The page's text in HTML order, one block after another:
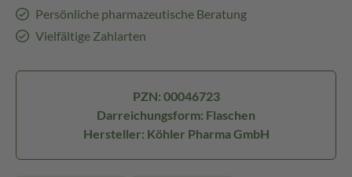
Persönliche pharmazeutische Beratung
Vielfältige Zahlarten
PZN: 00046723
Darreichungsform: Flaschen
Hersteller: Köhler Pharma GmbH